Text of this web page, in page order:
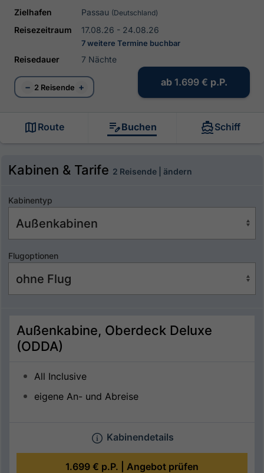
Zielhafen Passau (Deutschland)
Reisezeitraum 17.08.26 - 24.08.26
7 weitere Termine buchbar
Reisedauer 7 Nächte
− 2 Reisende + ab 1.699 € p.P.
Route Buchen Schiff
Kabinen & Tarife 2 Reisende | ändern
Kabinentyp
Flugoptionen
Außenkabine, Oberdeck Deluxe
(ODDA)
All Inclusive
eigene An- und Abreise
Kabinendetails
1.699 € p.P. | Angebot prüfen